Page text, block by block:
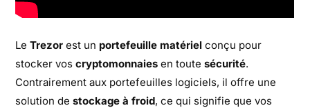
LeTrezor est un portefeuille matériel conçu pour
stocker voscryptomonnaies en toutesécurité.
Contrairement aux portefeuilles logiciels, il offre une
solution destockage à froid, ce qui signifie que vos